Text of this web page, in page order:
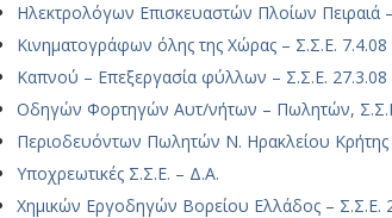
Ηλεκτρολόγων Επισκευαστών Πλοίων Πειραιά
Κινηματογράφων όλης της Χώρας – Σ.Σ.Ε. 7.4.08
Καπνού – Επεξεργασία φύλλων – Σ.Σ.Ε. 27.3.08
Οδηγών Φορτηγών Αυτ/νήτων – Πωλητών,
Περιοδευόντων Πωλητών Ν. Ηρακλείου Κρήτης
Υποχρεωτικές Σ.Σ.Ε. – Δ.Α.
Χημικών Εργοδηγών Βορείου Ελλάδος – Σ.Σ.Ε.